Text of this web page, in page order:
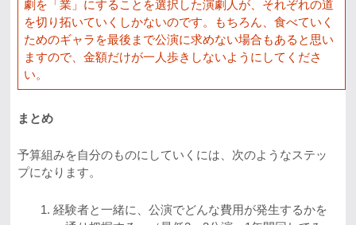
劇を「業」にすることを選択した演劇人が、それぞれの道
を切り拓いていくしかないのです。もちろん、食べていく
ためのギャラを最後まで公演に求めない場合もあると思い
ますので、金額だけが一人歩きしないようにしてくださ
い。
まとめ
予算組みを自分のものにしていくには、次のようなステッ
プになります。
経験者と一緒に、公演でどんな費用が発生するかを